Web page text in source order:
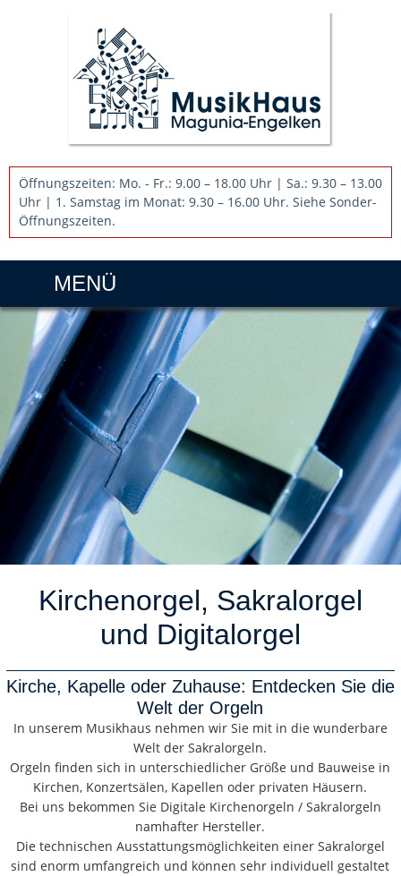
Öffnungszeiten: Mo. - Fr.: 9.00 – 18.00 Uhr | Sa.: 9.30 – 13.00
Uhr | 1. Samstag im Monat: 9.30 – 16.00 Uhr. Siehe Sonder-
Öffnungszeiten.
MENÜ
Kirchenorgel, Sakralorgel
und Digitalorgel
Kirche, Kapelle oder Zuhause: Entdecken Sie die
Welt der Orgeln
In unserem Musikhaus nehmen wir Sie mit in die wunderbare
Welt der Sakralorgeln.
Orgeln finden sich in unterschiedlicher Größe und Bauweise in
Kirchen, Konzertsälen, Kapellen oder privaten Häusern.
Bei uns bekommen Sie Digitale Kirchenorgeln / Sakralorgeln
namhafter Hersteller.
Die technischen Ausstattungsmöglichkeiten einer Sakralorgel
sind enorm umfangreich und können sehr individuell gestaltet